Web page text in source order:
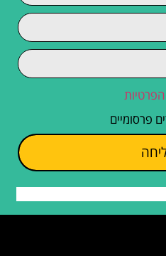
הפרטיות
פרסומיים